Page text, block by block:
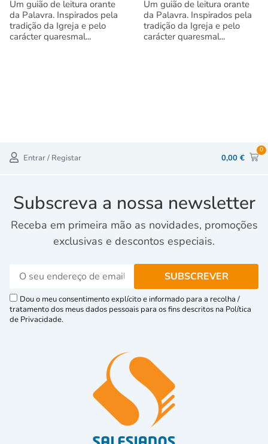
Um guião de leitura orante
da Palavra. Inspirados pela
tradição da Igreja e pelo
carácter quaresmal...
Um guião de leitura orante
da Palavra. Inspirados pela
tradição da Igreja e pelo
carácter quaresmal...
Entrar / Registar 0,00 €
0
Subscreva a nossa newsletter
Receba em primeira mão as novidades, promoções
exclusivas e descontos especiais.
Dou o meu consentimento explícito e informado para a recolha /
tratamento dos meus dados pessoais para os fins descritos na Política
de Privacidade.